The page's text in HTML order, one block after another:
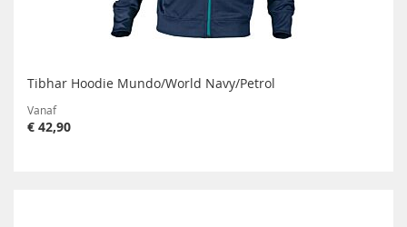
Tibhar Hoodie Mundo/World Navy/Petrol
Vanaf
€ 42,90